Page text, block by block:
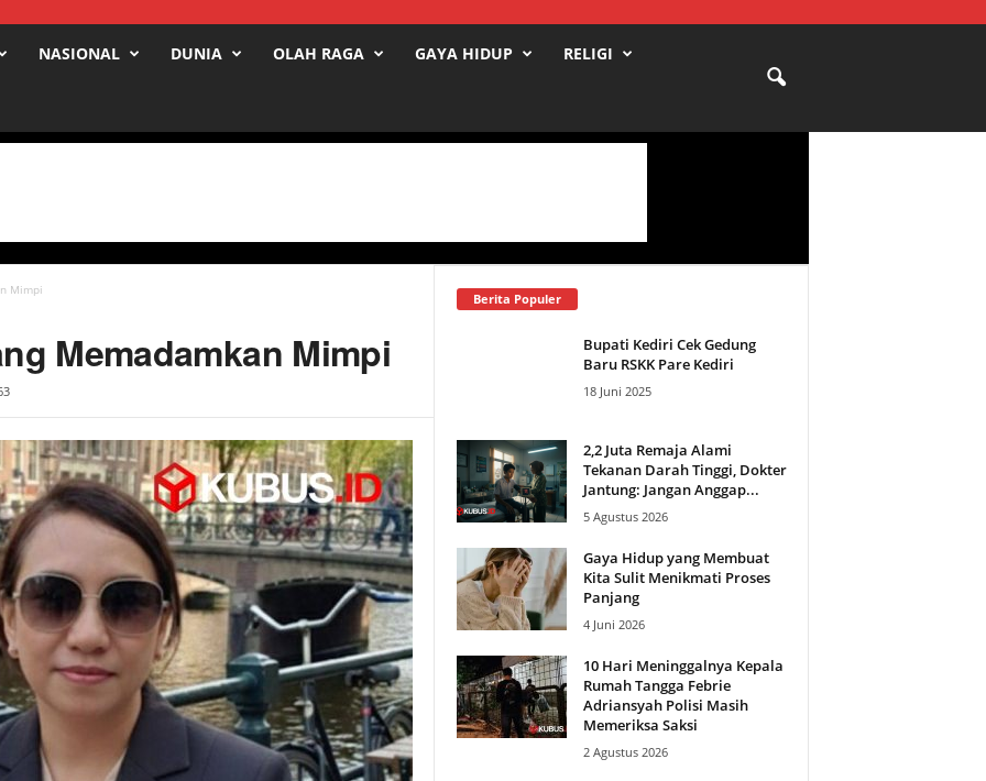
NASIONAL DUNIA OLAH RAGA GAYA HIDUP RELIGI
Mimpi
Memadamkan Mimpi
Berita Populer
Bupati Kediri Cek Gedung
Baru RSKK Pare Kediri
18 Juni 2025
2,2 Juta Remaja Alami
Tekanan Darah Tinggi, Dokter
Jantung: Jangan Anggap...
5 Agustus 2026
Gaya Hidup yang Membuat
Kita Sulit Menikmati Proses
Panjang
4 Juni 2026
10 Hari Meninggalnya Kepala
Rumah Tangga Febrie
Adriansyah Polisi Masih
Memeriksa Saksi
2 Agustus 2026